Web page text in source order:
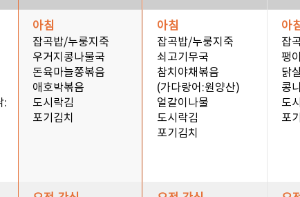
:
아침
잡곡밥/누룽지죽
우거지콩나물국
돈육마늘쫑볶음
애호박볶음
도시락김
포기김치
아침
잡곡밥/누룽지죽
쇠고기무국
참치야채볶음
(가다랑어:원양산)
얼갈이나물
도시락김
포기김치
아침
잡
팽
닭
콩
도
포